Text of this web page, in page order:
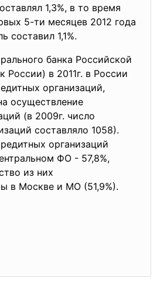
1,3%, в то время
5-ти месяцев 2012 года
составил 1,1%.
банка Российской
России) в 2011г. в России
организаций,
осуществление
(в 2009г. число
составляло 1058).
организаций
ФО - 57,8%,
из них
в Москве и МО (51,9%).